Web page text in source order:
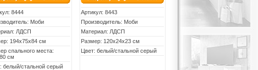
8444
Моби
ЛДСП
194х75х84 см
спального места:
см
белый/стальной серый
Артикул: 8443
Производитель: Моби
Материал: ЛДСП
Размер: 120х24х23 см
Цвет: белый/стальной серый